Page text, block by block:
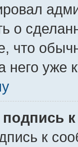
о
что
уже
подпись
к